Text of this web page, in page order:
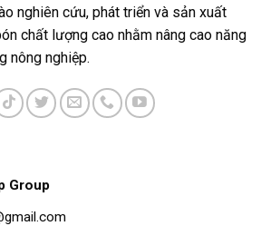
nghiên cứu, phát triển và sản xuất
chất lượng cao nhằm nâng cao năng
nông nghiệp.
Group